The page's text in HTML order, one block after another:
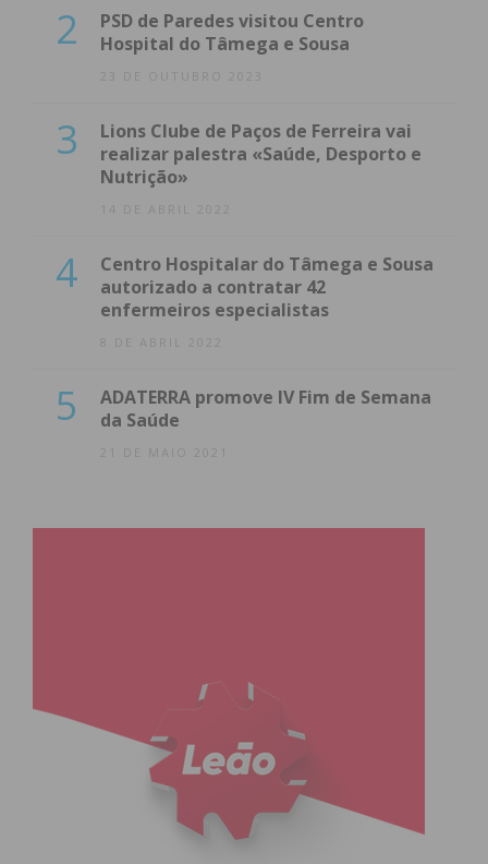
2
PSD de Paredes visitou Centro
Hospital do Tâmega e Sousa
23 DE OUTUBRO 2023
3
Lions Clube de Paços de Ferreira vai
realizar palestra «Saúde, Desporto e
Nutrição»
14 DE ABRIL 2022
4
Centro Hospitalar do Tâmega e Sousa
autorizado a contratar 42
enfermeiros especialistas
8 DE ABRIL 2022
5
ADATERRA promove IV Fim de Semana
da Saúde
21 DE MAIO 2021